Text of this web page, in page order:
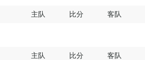
主队 比分 客队
主队 比分 客队